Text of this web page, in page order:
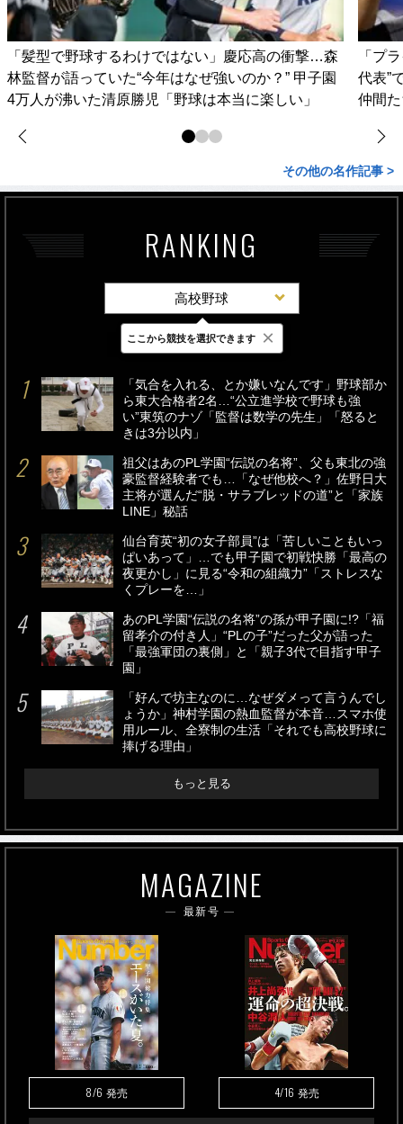
「髪型で野球するわけではない」慶応高の衝撃…森
林監督が語っていた“今年はなぜ強いのか？” 甲子園
4万人が沸いた清原勝児「野球は本当に楽しい」
「プ
代表”
仲間
その他の名作記事 >
RANKING
高校野球
最新 24時間 週間
「気合を入れる、とか嫌いなんです」野球部か
ら東大合格者2名…“公立進学校で野球も強
い”東筑のナゾ「監督は数学の先生」「怒ると
きは3分以内」
祖父はあのPL学園“伝説の名将”、父も東北の強
豪監督経験者でも…「なぜ他校へ？」佐野日大
主将が選んだ“脱・サラブレッドの道”と「家族
LINE」秘話
仙台育英“初の女子部員”は「苦しいこともいっ
ぱいあって」…でも甲子園で初戦快勝「最高の
夜更かし」に見る“令和の組織力”「ストレスな
くプレーを…」
あのPL学園“伝説の名将”の孫が甲子園に!?「福
留孝介の付き人」“PLの子”だった父が語った
「最強軍団の裏側」と「親子3代で目指す甲子
園」
「好んで坊主なのに…なぜダメって言うんでし
ょうか」神村学園の熱血監督が本音…スマホ使
用ルール、全寮制の生活「それでも高校野球に
捧げる理由」
もっと見る
MAGAZINE
最新号
8/6 発売 4/16 発売
ここから競技を選択できます ×